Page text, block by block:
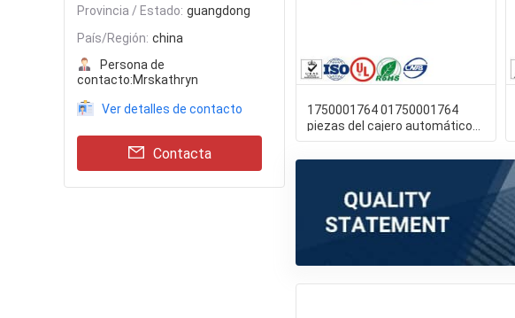
Provincia / Estado: guangdong
País/Región: china
Persona de
contacto:Mrskathryn
Ver detalles de contacto
Contacta
1750001764 01750001764
piezas del cajero automático
de Wincor de la primavera de